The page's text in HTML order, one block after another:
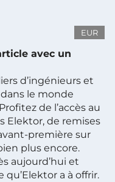
EUR
avec un
d’ingénieurs et
le monde
de l’accès au
Elektor, de remises
première sur
plus encore.
aujourd’hui et
a à offrir.